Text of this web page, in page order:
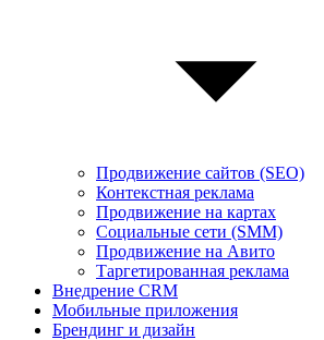
Продвижение сайтов (SEO)
Контекстная реклама
Продвижение на картах
Социальные сети (SMM)
Продвижение на Авито
Таргетированная реклама
Внедрение CRM
Мобильные приложения
Брендинг и дизайн